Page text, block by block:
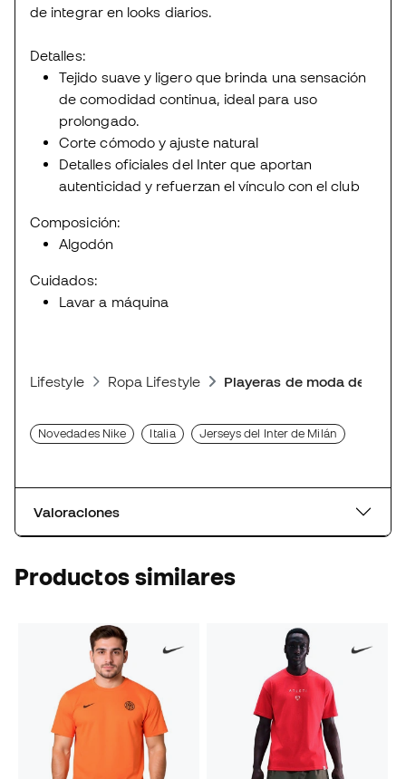
de integrar en looks diarios.
Detalles:
Tejido suave y ligero que brinda una sensación
de comodidad continua, ideal para uso
prolongado.
Corte cómodo y ajuste natural
Detalles oficiales del Inter que aportan
autenticidad y refuerzan el vínculo con el club
Composición:
Algodón
Cuidados:
Lavar a máquina
Lifestyle Ropa Lifestyle Playeras de moda
Novedades Nike Italia Jerseys del Inter de Milán
Valoraciones
Productos similares